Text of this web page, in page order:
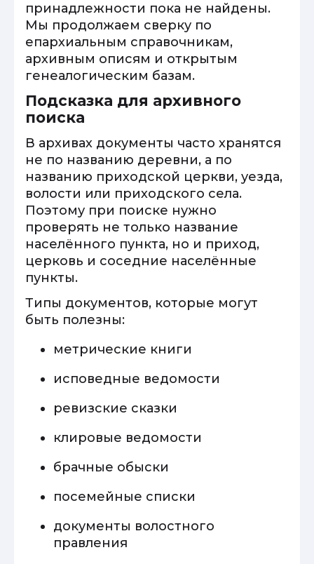
принадлежности пока не найдены.
Мы продолжаем сверку по
епархиальным справочникам,
архивным описям и открытым
генеалогическим базам.
Подсказка для архивного
поиска
В архивах документы часто хранятся
не по названию деревни, а по
названию приходской церкви, уезда,
волости или приходского села.
Поэтому при поиске нужно
проверять не только название
населённого пункта, но и приход,
церковь и соседние населённые
пункты.
Типы документов, которые могут
быть полезны:
метрические книги
исповедные ведомости
ревизские сказки
клировые ведомости
брачные обыски
посемейные списки
документы волостного
правления